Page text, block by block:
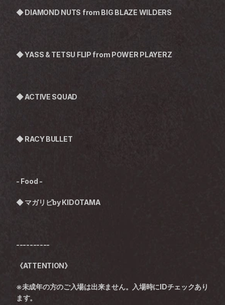
◆ DIAMOND NUTS from BIG BLAZE WILDERS
◆ YASS & TETSU FLIP from POWER PLAYERZ
◆ ACTIVE SQUAD
◆ RACY BULLET
- Food -
◆ マガリビby KIDOTAMA
----------
《ATTENTION》
※未成年の方のご入場は出来ません。入場時にIDチェックあり
ます。